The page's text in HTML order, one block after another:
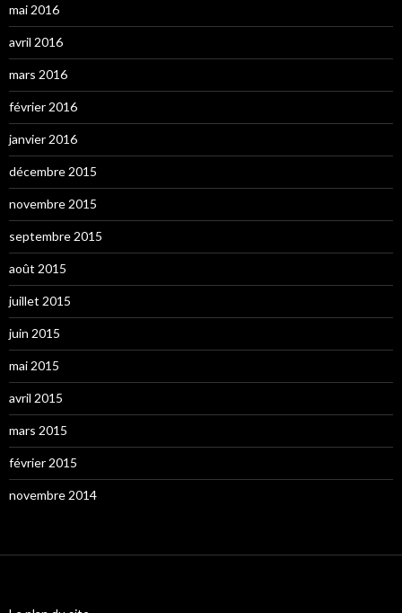
mai 2016
avril 2016
mars 2016
février 2016
janvier 2016
décembre 2015
novembre 2015
septembre 2015
août 2015
juillet 2015
juin 2015
mai 2015
avril 2015
mars 2015
février 2015
novembre 2014